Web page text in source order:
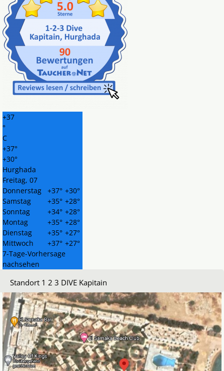
+37
°
C
+37°
+30°
Hurghada
Freitag, 07
Donnerstag
+37° +30°
Samstag
+35° +28°
Sonntag
+34° +28°
Montag
+35° +28°
Dienstag
+35° +27°
Mittwoch
+37° +27°
7-Tage-Vorhersage
nachsehen
Standort 1 2 3 DIVE Kapitain